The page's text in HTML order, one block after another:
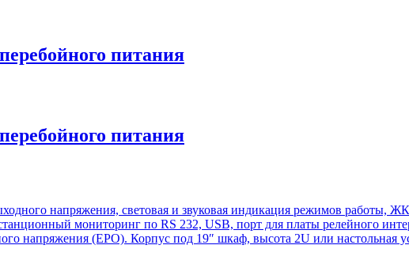
питания
питания
напряжения, световая и звуковая индикация режимов работы,
мониторинг по RS 232, USB, порт для платы релейного
напряжения (EPO). Корпус под 19″ шкаф, высота 2U или настольная